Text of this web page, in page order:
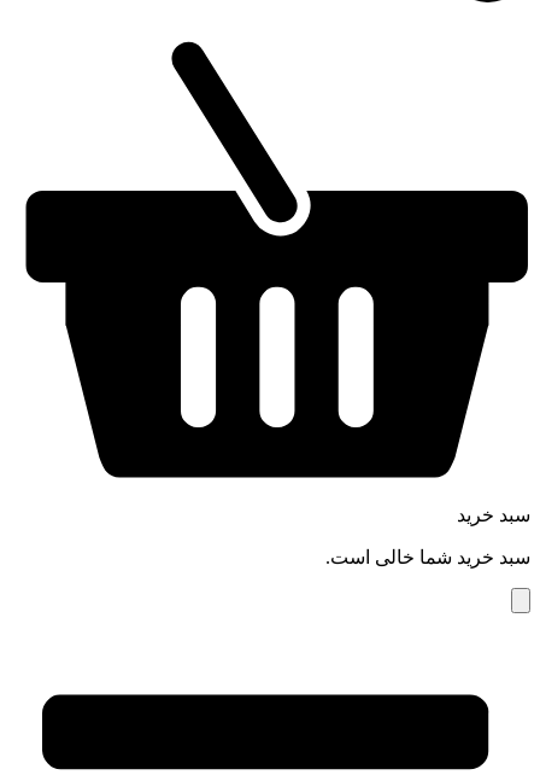
سبد خرید
سبد خرید شما خالی است.